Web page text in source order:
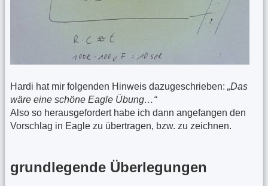
Hardi hat mir folgenden Hinweis dazugeschrieben: „Das
wäre eine schöne Eagle Übung…“
Also so herausgefordert habe ich dann angefangen den
Vorschlag in Eagle zu übertragen, bzw. zu zeichnen.
grundlegende Überlegungen